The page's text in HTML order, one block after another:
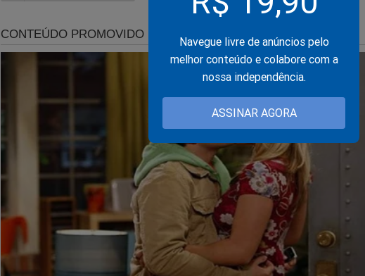
Navegue livre de anúncios pelo
melhor conteúdo e colabore com a
nossa independência.
ASSINAR AGORA
PT perde o sono com novo documento sobre o
Você, leitor do JCO, tem visto as movimentações internacionais que
Alexandre de Moraes? O próprio JCO já foi vítima da perseguição e
judiciário. Foi devastador! Sobrevivemos graças a ajuda de nossos